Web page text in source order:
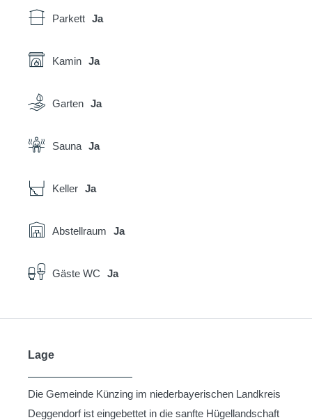
Parkett Ja
Kamin Ja
Garten Ja
Sauna Ja
Keller Ja
Abstellraum Ja
Gäste WC Ja
Lage
Die Gemeinde Künzing im niederbayerischen Landkreis
Deggendorf ist eingebettet in die sanfte Hügellandschaft